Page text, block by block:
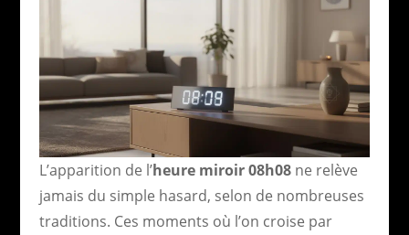
L’apparition de l’heure miroir 08h08ne relève
jamais du simple hasard, selon de nombreuses
traditions. Ces moments où l’on croise par